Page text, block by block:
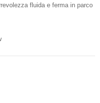
fluida e ferma in parco